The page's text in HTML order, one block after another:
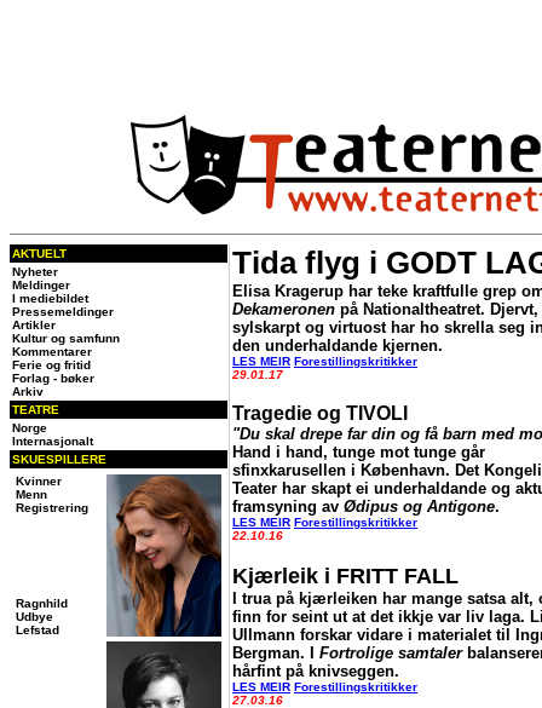
AKTUELT
Nyheter
Meldinger
I mediebildet
Pressemeldinger
Artikler
Kultur og samfunn
Kommentarer
Ferie og fritid
Forlag - bøker
Arkiv
TEATRE
Norge
Internasjonalt
SKUESPILLERE
Kvinner
Menn
Registrering
Ragnhild
Udbye
Lefstad
Tida flyg i GODT
Elisa Kragerup har teke kraftfulle grep
Dekameronen på Nationaltheatret. Djervt,
sylskarpt og virtuost har ho skrella seg
den underhaldande kjernen.
LES MEIR Forestillingskritikker
29.01.17
Tragedie og TIVOLI
"Du skal drepe far din og få barn med
Hand i hand, tunge mot tunge går
sfinxkarusellen i København. Det
Teater har skapt ei underhaldande og
framsyning av Ødipus og Antigone.
LES MEIR Forestillingskritikker
22.10.16
Kjærleik i FRITT FALL
I trua på kjærleiken har mange satsa alt,
finn for seint ut at det ikkje var liv laga.
Ullmann forskar vidare i materialet til
Bergman. I Fortrolige samtaler
hårfint på knivseggen.
LES MEIR Forestillingskritikker
27.03.16